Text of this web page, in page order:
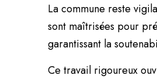
La commune reste
sont maîtrisées pour
garantissant la
Ce travail rigoureux